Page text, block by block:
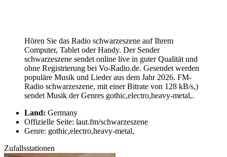
Hören Sie das Radio schwarzeszene auf Ihrem
Computer, Tablet oder Handy. Der Sender
schwarzeszene sendet online live in guter Qualität und
ohne Registrierung bei Vo-Radio.de. Gesendet werden
populäre Musik und Lieder aus dem Jahr 2026. FM-
Radio schwarzeszene, mit einer Bitrate von 128 kB/s,)
sendet Musik der Genres gothic,electro,heavy-metal,.
Land: Germany
Offizielle Seite: laut.fm/schwarzeszene
Genre: gothic,electro,heavy-metal,
Zufallsstationen